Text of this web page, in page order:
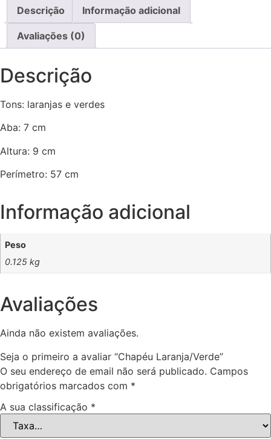
Descrição
Informação adicional
Avaliações (0)
Descrição
Tons: laranjas e verdes
Aba: 7 cm
Altura: 9 cm
Perímetro: 57 cm
Informação adicional
Peso
0.125 kg
Avaliações
Ainda não existem avaliações.
Seja o primeiro a avaliar “Chapéu Laranja/Verde”
O seu endereço de email não será publicado. Campos
obrigatórios marcados com *
A sua classificação *